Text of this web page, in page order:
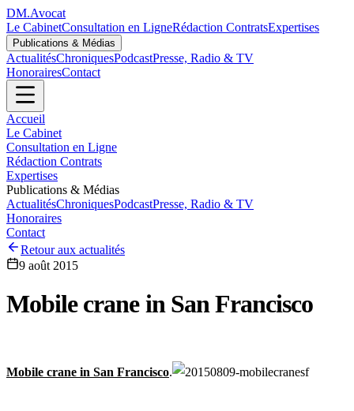
DM.Avocat
Le CabinetConsultation en LigneRédaction ContratsExpertises
Publications & Médias
ActualitésChroniquesPodcastPresse, Radio & TV
HonorairesContact
Accueil
Le Cabinet
Consultation en Ligne
Rédaction Contrats
Expertises
Publications & Médias
ActualitésChroniquesPodcastPresse, Radio & TV
Honoraires
Contact
Retour aux actualités
9 août 2015
Mobile crane in San Francisco
Mobile crane in San Francisco.